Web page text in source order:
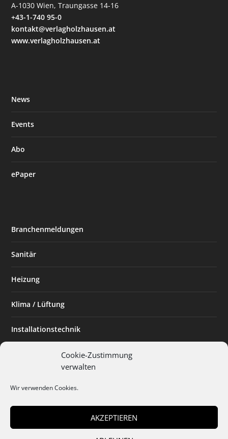
Cookie-Zustimmung
verwalten
Wir verwenden Cookies.
AKZEPTIEREN
A-1030 Wien, Traungasse 14-16
+43-1-740 95-0
kontakt@verlagholzhausen.at
www.verlagholzhausen.at
News
Events
Abo
ePaper
Branchenmeldungen
Sanitär
Heizung
Klima / Lüftung
Installationstechnik
Planen & Bauen
Installateur des Monats